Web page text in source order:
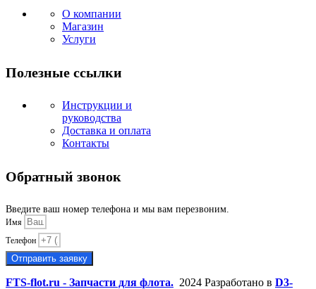
О компании
Магазин
Услуги
Полезные ссылки
Инструкции и
руководства
Доставка и оплата
Контакты
Обратный звонок
Введите ваш номер телефона и мы вам перезвоним.
Имя
Телефон
Отправить заявку
FTS-flot.ru - Запчасти для флота. 2024 Разработано в D3-